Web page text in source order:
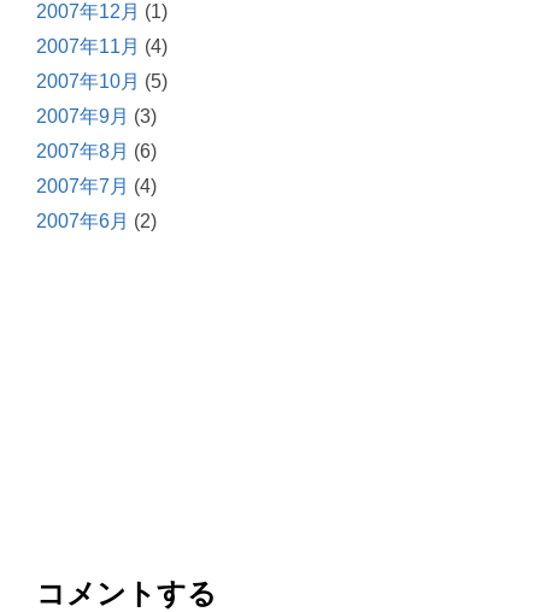
2007年12月 (1)
2007年11月 (4)
2007年10月 (5)
2007年9月 (3)
2007年8月 (6)
2007年7月 (4)
2007年6月 (2)
コメントする